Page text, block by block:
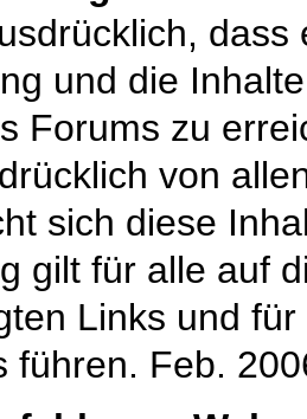
und die
Forums zu
von
sich diese
gilt für alle auf
Links und
führen. Feb.